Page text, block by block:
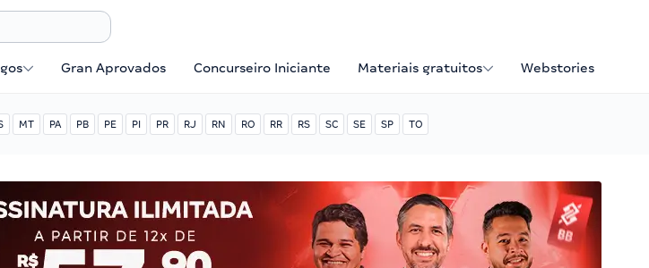
Gran Aprovados Concurseiro Iniciante Materiais gratuitos Webstories
MT PA PB PE PI PR RJ RN RO RR RS SC SE SP TO